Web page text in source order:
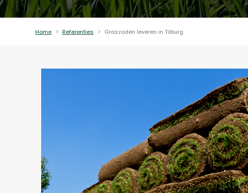
Home Referenties Graszoden leveren in Tilburg